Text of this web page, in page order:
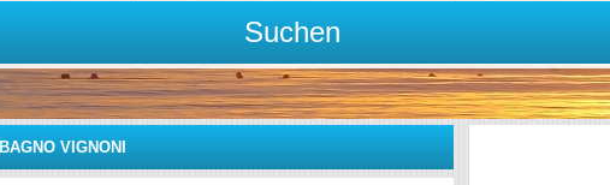
Suchen
BAGNO VIGNONI